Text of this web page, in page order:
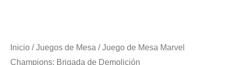
Inicio /Juegos de Mesa / Juego de Mesa Marvel
Champions: Brigada de Demolición